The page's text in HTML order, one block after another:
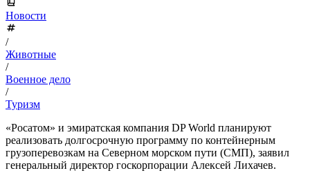
Новости
/
Животные
/
Военное дело
/
Туризм
«Росатом» и эмиратская компания DP World планируют
реализовать долгосрочную программу по контейнерным
грузоперевозкам на Северном морском пути (СМП), заявил
генеральный директор госкорпорации Алексей Лихачев.